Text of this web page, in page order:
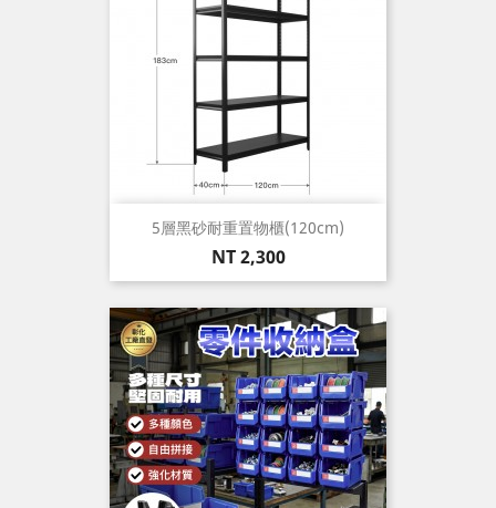
5層黑砂耐重置物櫃(120cm)
價
格
NT 2,300